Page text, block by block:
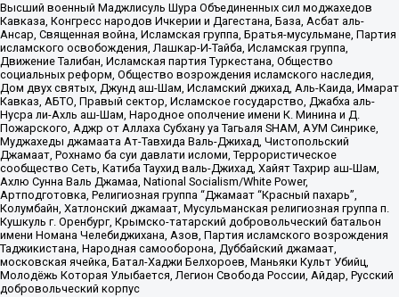
Высший военный Маджлисуль Шура Объединенных сил моджахедов
Кавказа, Конгресс народов Ичкерии и Дагестана, База, Асбат аль-
Ансар, Священная война, Исламская группа, Братья-мусульмане, Партия
исламского освобождения, Лашкар-И-Тайба, Исламская группа,
Движение Талибан, Исламская партия Туркестана, Общество
социальных реформ, Общество возрождения исламского наследия,
Дом двух святых, Джунд аш-Шам, Исламский джихад, Аль-Каида, Имарат
Кавказ, АБТО, Правый сектор, Исламское государство, Джабха аль-
Нусра ли-Ахль аш-Шам, Народное ополчение имени К. Минина и Д.
Пожарского, Аджр от Аллаха Субхану уа Тагьаля SHAM, АУМ Синрике,
Муджахеды джамаата Ат-Тавхида Валь-Джихад, Чистопольский
Джамаат, Рохнамо ба суи давлати исломи, Террористическое
сообщество Сеть, Катиба Таухид валь-Джихад, Хайят Тахрир аш-Шам,
Ахлю Сунна Валь Джамаа, National Socialism/White Power,
Артподготовка, Религиозная группа “Джамаат “Красный пахарь”,
Колумбайн, Хатлонский джамаат, Мусульманская религиозная группа п.
Кушкуль г. Оренбург, Крымско-татарский добровольческий батальон
имени Номана Челебиджихана, Азов, Партия исламского возрождения
Таджикистана, Народная самооборона, Дуббайский джамаат,
московская ячейка, Батал-Хаджи Белхороев, Маньяки Культ Убийц,
Молодёжь Которая Улыбается, Легион Свобода России, Айдар, Русский
добровольческий корпус